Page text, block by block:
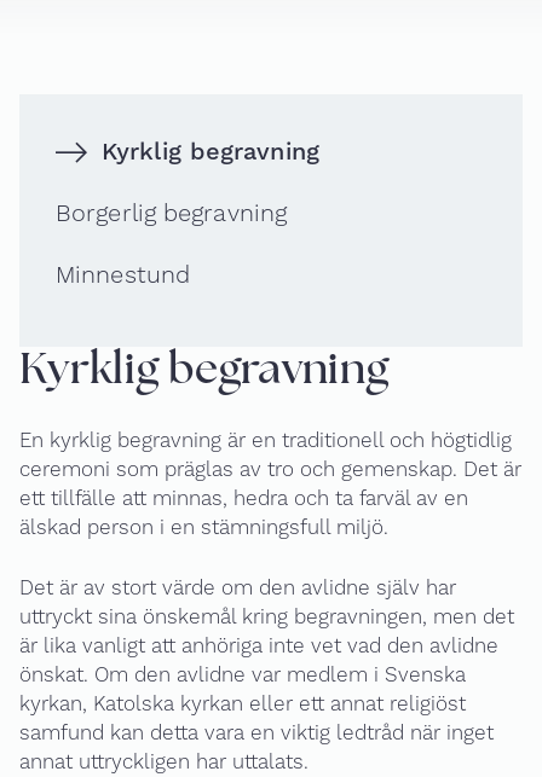
Kyrklig begravning
Borgerlig begravning
Minnestund
Kyrklig begravning
En kyrklig begravning är en traditionell och högtidlig
ceremoni som präglas av tro och gemenskap. Det är
ett tillfälle att minnas, hedra och ta farväl av en
älskad person i en stämningsfull miljö.
Det är av stort värde om den avlidne själv har
uttryckt sina önskemål kring begravningen, men det
är lika vanligt att anhöriga inte vet vad den avlidne
önskat. Om den avlidne var medlem i Svenska
kyrkan, Katolska kyrkan eller ett annat religiöst
samfund kan detta vara en viktig ledtråd när inget
annat uttryckligen har uttalats.